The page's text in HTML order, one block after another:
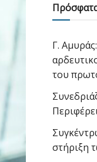
Γ.
του
στήριξη